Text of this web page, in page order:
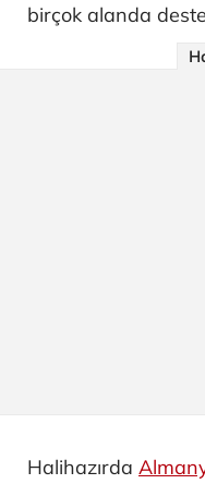
birçok alanda
Halihazırda